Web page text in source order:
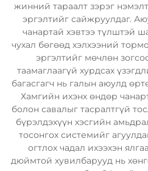
жинний тараалт зэрэг
эргэлтийг сайжруулдаг.
чанартай хэвтээ түлштэй
чухал бөгөөд хэлхээний
эргэлтийг мөчлөн
таамаглаагүй хурдсах
багасгагч нь галын аюулд
Хамгийн ихэнх өндөр
болон савалыг тасралтгүй
бүрэлдэхүүн хэсгийн
тосонгох системийг
огтлох чадал ихээхэн
дюймтой хувилбарууд нь